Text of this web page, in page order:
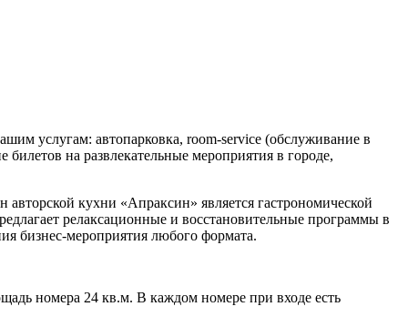
услугам: автопарковка, room-service (обслуживание в
на развлекательные мероприятия в городе,
кухни «Апраксин» является гастрономической
релаксационные и восстановительные программы в
бизнес-мероприятия любого формата.
номера 24 кв.м. В каждом номере при входе есть